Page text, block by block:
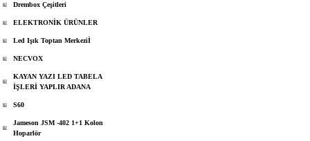
Drembox Çeşitleri
ELEKTRONİK ÜRÜNLER
Led Işık Toptan Merkeziİ
NECVOX
KAYAN YAZI LED TABELA
İŞLERİ YAPLIR ADANA
S60
Jameson JSM -402 1+1 Kolon
Hoparlör